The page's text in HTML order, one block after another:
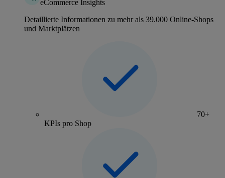
eCommerce Insights
Detaillierte Informationen zu mehr als 39.000 Online-Shops
und Marktplätzen
70+
KPIs pro Shop